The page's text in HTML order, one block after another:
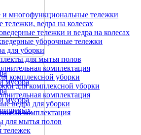
многофункциональные тележки
тележки, ведра на колесах
тележки и ведра на колесах
уборочные тележки
для уборки
для мытья полов
комплектация
комплексной уборки
для комплексной уборки
комплектация
ведра для уборки
комплектация
для мытья полов
тележек
пищевых